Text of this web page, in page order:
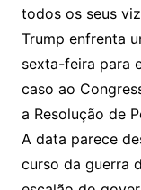
todos os seus
Trump enfrenta
sexta-feira para
caso ao
a Resolução de
A data parece
curso da guerra